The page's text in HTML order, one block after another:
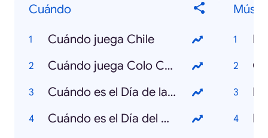
Cuándo
Cuándo juega Chile
Cuándo juega Colo Colo
Cuándo es el Día de la Madre
Cuándo es el Día del Padre